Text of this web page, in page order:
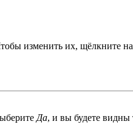
изменить их, щёлкните
Да, и вы будете видны